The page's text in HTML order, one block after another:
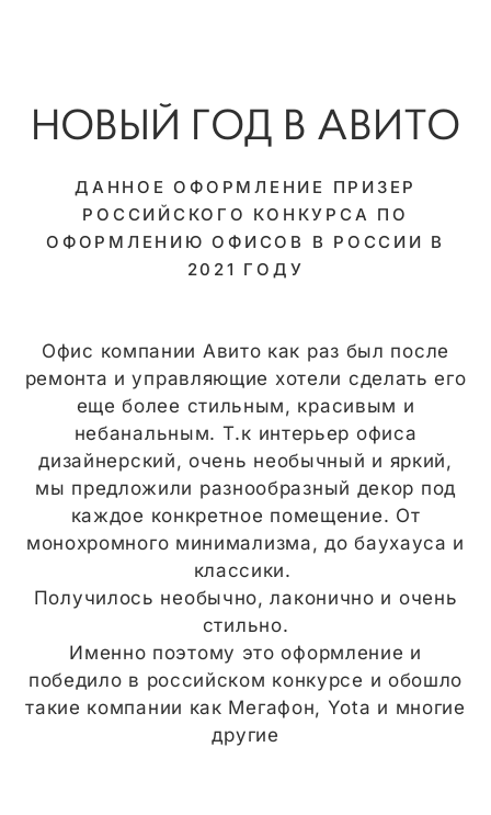
НОВЫЙ ГОД В АВИТО
ДАННОЕ ОФОРМЛЕНИЕ ПРИЗЕР
РОССИЙСКОГО КОНКУРСА ПО
ОФОРМЛЕНИЮ ОФИСОВ В РОССИИ В
2021 ГОДУ
Офис компании Авито как раз был после
ремонта и управляющие хотели сделать его
еще более стильным, красивым и
небанальным. Т.к интерьер офиса
дизайнерский, очень необычный и яркий,
мы предложили разнообразный декор под
каждое конкретное помещение. От
монохромного минимализма, до баухауса и
классики.
Получилось необычно, лаконично и очень
стильно.
Именно поэтому это оформление и
победило в российском конкурсе и обошло
такие компании как Мегафон, Yota и многие
другие